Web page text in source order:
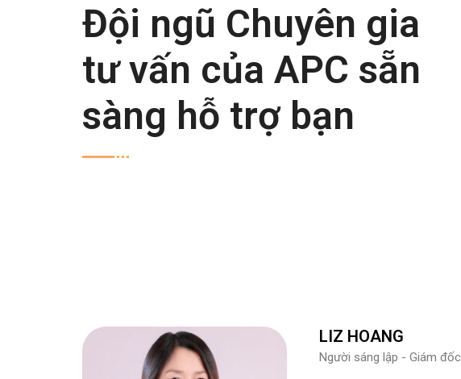
Đội ngũ Chuyên gia
tư vấn của APC sẵn
sàng hỗ trợ bạn
LIZ HOANG
Người sáng lập - Giám đốc